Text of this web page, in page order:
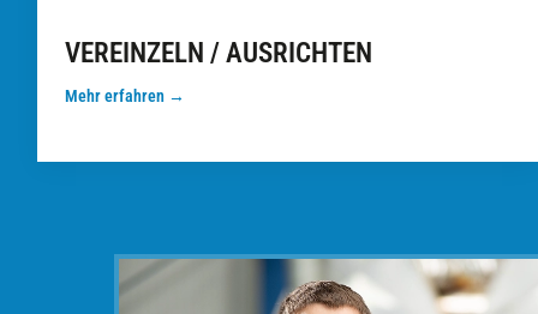
VEREINZELN / AUSRICHTEN
Mehr erfahren →